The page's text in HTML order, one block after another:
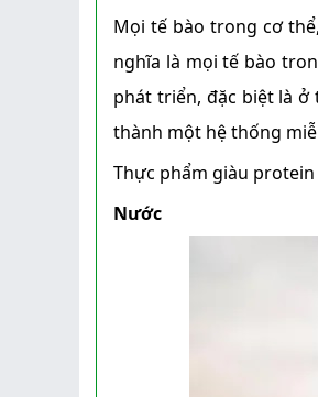
Mọi tế bào trong cơ
nghĩa là mọi tế bào
phát triển, đặc biệt là
thành một hệ thống
Thực phẩm giàu
Nước